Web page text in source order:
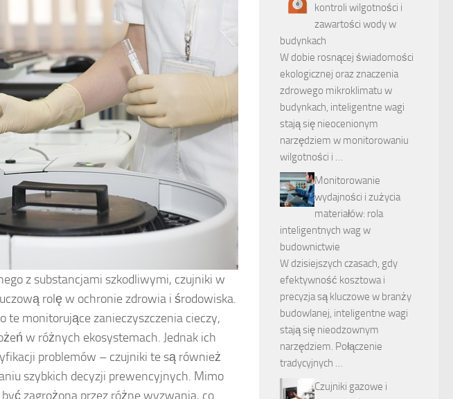
z substancjami szkodliwymi, czujniki w
rolę w ochronie zdrowia i środowiska.
te monitorujące zanieczyszczenia cieczy,
w różnych ekosystemach. Jednak ich
problemów – czujniki te są również
szybkich decyzji prewencyjnych. Mimo
zagrożona przez różne wyzwania, co
kontroli wilgotności i
zawartości wody w
budynkach
W dobie rosnącej świadomości
ekologicznej oraz znaczenia
zdrowego mikroklimatu w
budynkach, inteligentne wagi
stają się nieocenionym
narzędziem w monitorowaniu
wilgotności i …
Monitorowanie
wydajności i zużycia
materiałów: rola
inteligentnych wag w
budownictwie
W dzisiejszych czasach, gdy
efektywność kosztowa i
precyzja są kluczowe w branży
budowlanej, inteligentne wagi
stają się nieodzownym
narzędziem. Połączenie
tradycyjnych …
Czujniki gazowe i